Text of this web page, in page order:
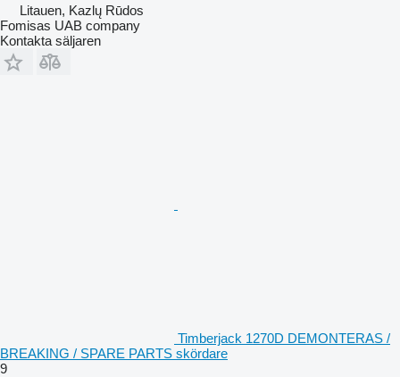
Litauen, Kazlų Rūdos
Fomisas UAB company
Kontakta säljaren
Timberjack 1270D DEMONTERAS /
BREAKING / SPARE PARTS skördare
9